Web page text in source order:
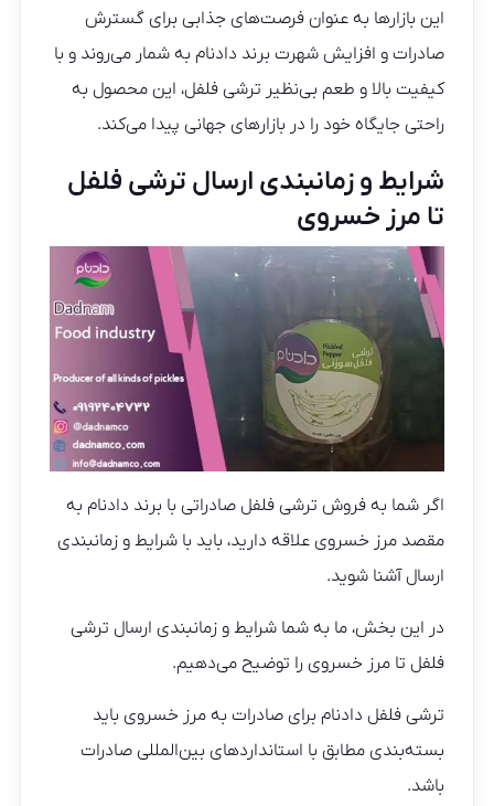
این بازارها به عنوان فرصت‌های جذابی برای گسترش
صادرات و افزایش شهرت برند دادنام به شمار می‌روند و با
کیفیت بالا و طعم بی‌نظیر ترشی فلفل، این محصول به
راحتی جایگاه خود را در بازارهای جهانی پیدا می‌کند.
شرایط و زمانبندی ارسال ترشی فلفل
تا مرز خسروی
اگر شما به فروش ترشی فلفل صادراتی با برند دادنام به
مقصد مرز خسروی علاقه دارید، باید با شرایط و زمانبندی
ارسال آشنا شوید.
در این بخش، ما به شما شرایط و زمانبندی ارسال ترشی
فلفل تا مرز خسروی را توضیح می‌دهیم.
ترشی فلفل دادنام برای صادرات به مرز خسروی باید
بسته‌بندی مطابق با استانداردهای بین‌المللی صادرات
باشد.